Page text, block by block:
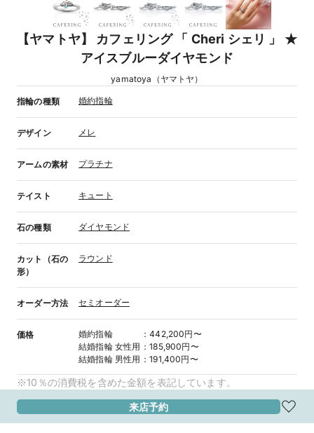
【ヤマトヤ】 カフェリング 「 Cheri シェリ 」 ★
アイスブルーダイヤモンド
yamatoya（ヤマトヤ）
指輪の種類 婚約指輪
デザイン メレ
アームの素材 プラチナ
テイスト キュート
石の種類 ダイヤモンド
カット（石の
形）
ラウンド
オーダー方法 セミオーダー
価格 婚約指輪 ：442,200円〜
結婚指輪 女性用 ：185,900円〜
結婚指輪 男性用 ：191,400円〜
※10％の消費税を含めた金額を表記しています。
来店予約